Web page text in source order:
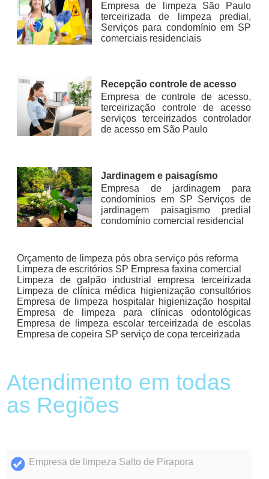
Empresa de limpeza São Paulo
terceirizada de limpeza predial,
Serviços para condomínio em SP
comerciais residenciais
Recepção controle de acesso
Empresa de controle de acesso,
terceirização controle de acesso
serviços terceirizados controlador
de acesso em São Paulo
Jardinagem e paisagísmo
Empresa de jardinagem para
condomínios em SP Serviços de
jardinagem paisagismo predial
condomínio comercial residencial
Orçamento de limpeza pós obra serviço pós reforma
Limpeza de escritórios SP Empresa faxina comercial
Limpeza de galpão industrial empresa terceirizada
Limpeza de clínica médica higienização consultórios
Empresa de limpeza hospitalar higienização hospital
Empresa de limpeza para clínicas odontológicas
Empresa de limpeza escolar terceirizada de escolas
Empresa de copeira SP serviço de copa terceirizada
Atendimento em todas
as Regiões
Empresa de limpeza Salto de Pirapora